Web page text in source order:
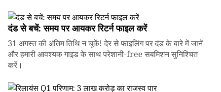
दंड से बचें: समय पर आयकर रिटर्न फाइल करें
31 अगस्त की अंतिम तिथि न चूकें! देर से फाइलिंग पर दंड के बारे में जानें
और हमारी आवश्यक गाइड के साथ परेशानी-free सबमिशन सुनिश्चित
करें।